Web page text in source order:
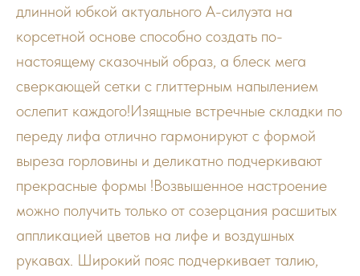
длинной юбкой актуального А-силуэта на
корсетной основе способно создать по-
настоящему сказочный образ, а блеск мега
сверкающей сетки с глиттерным напылением
ослепит каждого!Изящные встречные складки по
переду лифа отлично гармонируют с формой
выреза горловины и деликатно подчеркивают
прекрасные формы !Возвышенное настроение
можно получить только от созерцания расшитых
аппликацией цветов на лифе и воздушных
рукавах. Широкий пояс подчеркивает талию,